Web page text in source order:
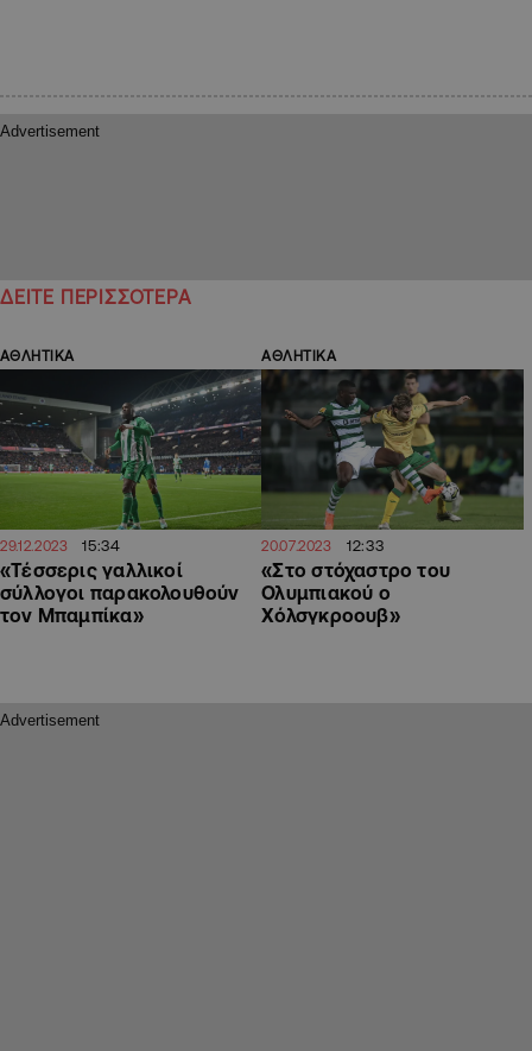
ΔΕΙΤΕ ΠΕΡΙΣΣΟΤΕΡΑ
ΑΘΛΗΤΙΚΑ
29.12.2023 15:34
«Τέσσερις γαλλικοί
σύλλογοι παρακολουθούν
τον Μπαμπίκα»
ΑΘΛΗΤΙΚΑ
20.07.2023 12:33
«Στο στόχαστρο του
Ολυμπιακού ο
Χόλσγκροουβ»